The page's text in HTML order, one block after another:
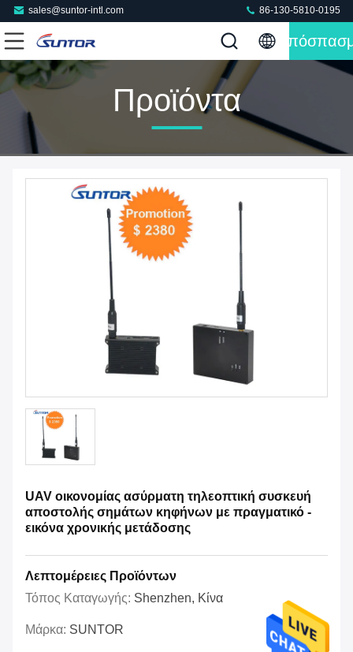
sales@suntor-intl.com 86-130-5810-0195
Προϊόντα
UAV οικονομίας ασύρματη τηλεοπτική συσκευή
αποστολής σημάτων κηφήνων με πραγματικό -
εικόνα χρονικής μετάδοσης
Λεπτομέρειες Προϊόντων
Τόπος Καταγωγής: Shenzhen, Κίνα
Μάρκα: SUNTOR